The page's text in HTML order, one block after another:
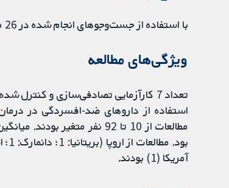
با استفاده از جست‌وجوهای انجام شده در 26 می 2022، مطالعات را شناسایی کردیم.
ویژگی‌های مطالعه
استفاده از داروهای ضد-افسردگی در
آمریکا (1) بودند.